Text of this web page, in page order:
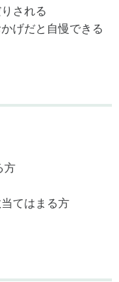
される
げだと自慢できる
方
てはまる方